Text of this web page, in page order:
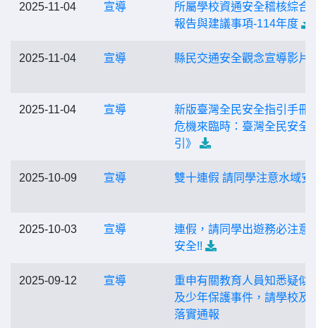
2025-11-04 宣導
所屬學校資通安全稽核綜合
報告與建議事項-114年度
2025-11-04 宣導 縣民交通安全觀念宣導影片
2025-11-04 宣導
新版臺灣全民安全指引手冊
危機來臨時：臺灣全民安全
引》
2025-10-09 宣導 雙十連假 請同學注意水域安
2025-10-03 宣導
連假，請同學出遊務必注意
安全!!
2025-09-12 宣導
重申有關教育人員知悉疑似
及少年保護事件，請學校及
落實通報